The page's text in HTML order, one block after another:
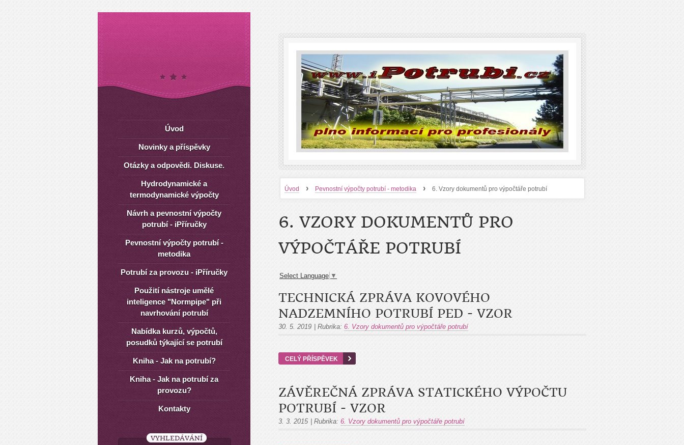
Úvod › Pevnostní výpočty potrubí - metodika › 6. Vzory dokumentů pro výpočtáře potrubí
6. VZORY DOKUMENTŮ PRO
VÝPOČTÁŘE POTRUBÍ
Select Language ▼
TECHNICKÁ ZPRÁVA KOVOVÉHO
NADZEMNÍHO POTRUBÍ PED - VZOR
30. 5. 2019 Rubrika: 6. Vzory dokumentů pro výpočtáře potrubí
CELÝ PŘÍSPĚVEK
ZÁVĚREČNÁ ZPRÁVA STATICKÉHO VÝPOČTU
POTRUBÍ - VZOR
3. 3. 2015 Rubrika: 6. Vzory dokumentů pro výpočtáře potrubí
Úvod
Novinky a příspěvky
Otázky a odpovědi. Diskuse.
Hydrodynamické a
termodynamické výpočty
Návrh a pevnostní výpočty
potrubí - iPříručky
Pevnostní výpočty potrubí -
metodika
Potrubí za provozu - iPříručky
Použití nástroje umělé
inteligence "Normpipe" při
navrhování potrubí
Nabídka kurzů, výpočtů,
posudků týkající se potrubí
Kniha - Jak na potrubí?
Kniha - Jak na potrubí za
provozu?
Kontakty
VYHLEDÁVÁNÍ